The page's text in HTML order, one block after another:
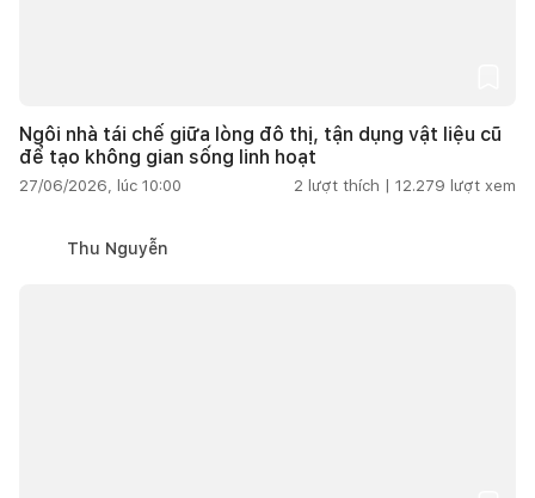
Ngôi nhà tái chế giữa lòng đô thị, tận dụng vật liệu cũ
để tạo không gian sống linh hoạt
27/06/2026, lúc 10:00 2 lượt thích | 12.279 lượt xem
Thu Nguyễn